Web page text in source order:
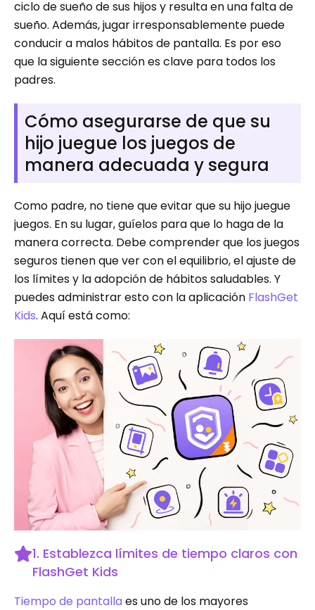
ciclo de sueño de sus hijos y resulta en una falta de
sueño. Además, jugar irresponsablemente puede
conducir a malos hábitos de pantalla. Es por eso
que la siguiente sección es clave para todos los
padres.
Cómo asegurarse de que su
hijo juegue los juegos de
manera adecuada y segura
Como padre, no tiene que evitar que su hijo juegue
juegos. En su lugar, guíelos para que lo haga de la
manera correcta. Debe comprender que los juegos
seguros tienen que ver con el equilibrio, el ajuste de
los límites y la adopción de hábitos saludables. Y
puedes administrar esto con la aplicación FlashGet
Kids. Aquí está como:
1. Establezca límites de tiempo claros con
FlashGet Kids
Tiempo de pantalla es uno de los mayores